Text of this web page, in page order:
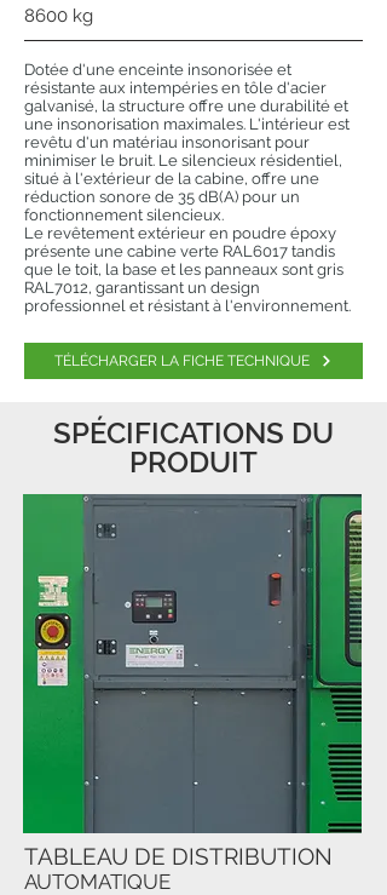
8600 kg
Dotée d'une enceinte insonorisée et
résistante aux intempéries en tôle d'acier
galvanisé, la structure offre une durabilité et
une insonorisation maximales. L'intérieur est
revêtu d'un matériau insonorisant pour
minimiser le bruit. Le silencieux résidentiel,
situé à l'extérieur de la cabine, offre une
réduction sonore de 35 dB(A) pour un
fonctionnement silencieux.
Le revêtement extérieur en poudre époxy
présente une cabine verte RAL6017 tandis
que le toit, la base et les panneaux sont gris
RAL7012, garantissant un design
professionnel et résistant à l'environnement.
TÉLÉCHARGER LA FICHE TECHNIQUE
SPÉCIFICATIONS DU
PRODUIT
TABLEAU DE DISTRIBUTION
AUTOMATIQUE